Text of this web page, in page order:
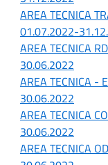
AREA TECNICA
01.07.2022-
AREA TECNICA
30.06.2022
AREA TECNICA -
30.06.2022
AREA TECNICA
30.06.2022
AREA TECNICA